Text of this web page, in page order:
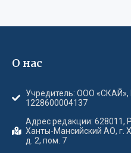
О нас
Учредитель: ООО
1228600004137
Адрес редакции: 628011,
Ханты-Мансийский АО, г.
д. 2, пом. 7